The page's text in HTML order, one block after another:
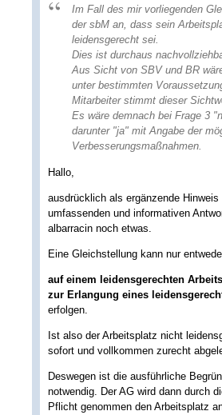
Im Fall des mir vorliegenden
der sbM an, dass sein
leidensgerecht sei.
Dies ist durchaus
Aus Sicht von SBV und BR
unter bestimmten
Mitarbeiter stimmt dieser
Es wäre demnach bei Frage 3
darunter "ja" mit Angabe der
Verbesserungsmaßnahmen.
Hallo,
ausdrücklich als ergänzende Hinweis
umfassenden und informativen
albarracin noch etwas.
Eine Gleichstellung kann nur
auf einem leidensgerechten
zur Erlangung eines
erfolgen.
Ist also der Arbeitsplatz nicht
sofort und vollkommen zurecht
Deswegen ist die ausführliche
notwendig. Der AG wird dann durch
Pflicht genommen den Arbeitsplatz